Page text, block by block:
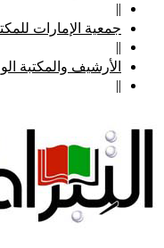
||
جمعية الإمارات
||
الأرشيف والمكتبة
||